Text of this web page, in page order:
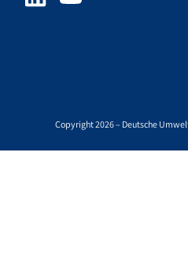
Copyright 2026 – Deutsche